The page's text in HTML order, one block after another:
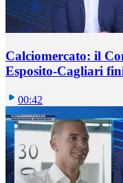
Calciomercato: il
Esposito-Cagliari
00:42